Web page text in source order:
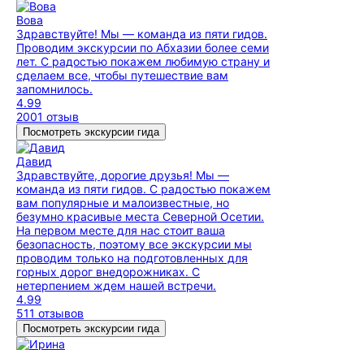
Вова
Здравствуйте! Мы — команда из пяти гидов.
Проводим экскурсии по Абхазии более семи
лет. С радостью покажем любимую страну и
сделаем все, чтобы путешествие вам
запомнилось.
4.99
2001 отзыв
Посмотреть экскурсии гида
Давид
Здравствуйте, дорогие друзья! Мы —
команда из пяти гидов. С радостью покажем
вам популярные и малоизвестные, но
безумно красивые места Северной Осетии.
На первом месте для нас стоит ваша
безопасность, поэтому все экскурсии мы
проводим только на подготовленных для
горных дорог внедорожниках. С
нетерпением ждем нашей встречи.
4.99
511 отзывов
Посмотреть экскурсии гида